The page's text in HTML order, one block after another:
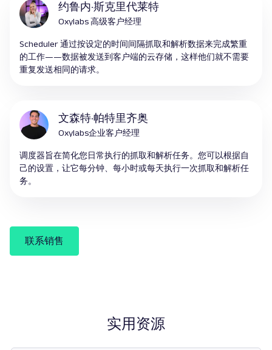
约鲁内·斯克里代莱特
Oxylabs 高级客户经理
Scheduler 通过按设定的时间间隔抓取和解析数据来完成繁重
的工作——数据被发送到客户端的云存储，这样他们就不需要
重复发送相同的请求。
文森特·帕特里齐奥
Oxylabs企业客户经理
调度器旨在简化您日常执行的抓取和解析任务。您可以根据自
己的设置，让它每分钟、每小时或每天执行一次抓取和解析任
务。
联系销售
实用资源